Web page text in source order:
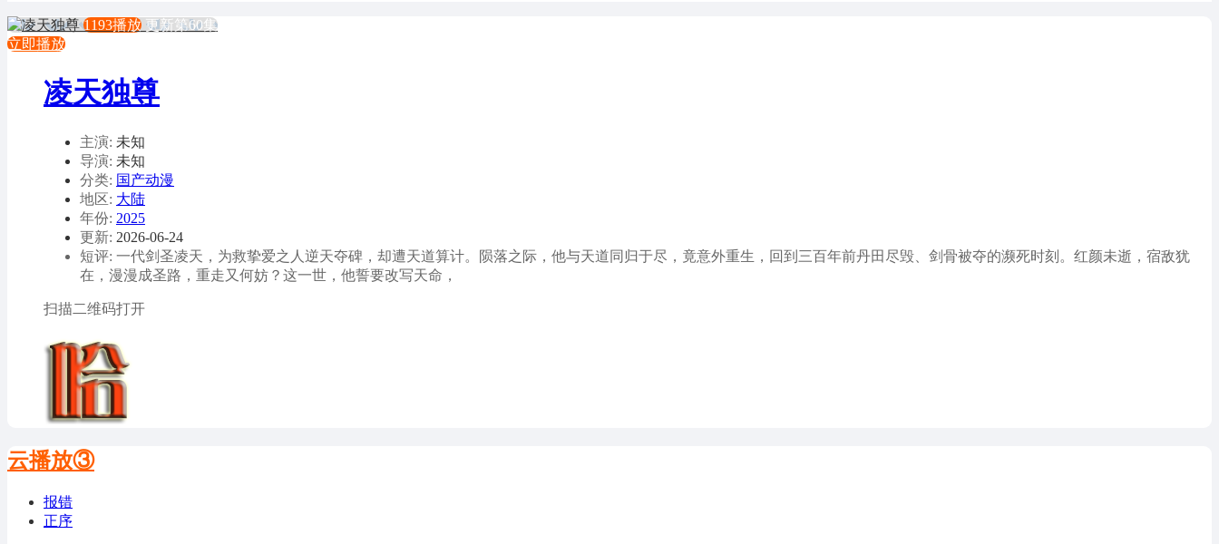
1193播放 更新第60集
立即播放
凌天独尊
主演: 未知
导演: 未知
分类: 国产动漫
地区: 大陆
年份: 2025
更新: 2026-06-24
短评: 一代剑圣凌天，为救挚爱之人逆天夺碑，却遭天道算计。陨落之际，他与天道同归于尽，竟意外重生，回到三百年前丹田尽毁、剑骨被夺的濒死时刻。红颜未逝，宿敌犹
在，漫漫成圣路，重走又何妨？这一世，他誓要改写天命，
扫描二维码打开
云播放③
报错
正序